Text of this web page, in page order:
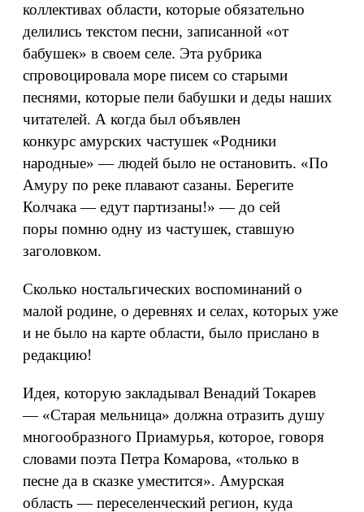
коллективах области, которые обязательно
делились текстом песни, записанной «от
бабушек» в своем селе. Эта рубрика
спровоцировала море писем со старыми
песнями, которые пели бабушки и деды наших
читателей. А когда был объявлен
конкурс амурских частушек «Родники
народные» — людей было не остановить. «По
Амуру по реке плавают сазаны. Берегите
Колчака — едут партизаны!» — до сей
поры помню одну из частушек, ставшую
заголовком.
Сколько ностальгических воспоминаний о
малой родине, о деревнях и селах, которых уже
и не было на карте области, было прислано в
редакцию!
Идея, которую закладывал Венадий Токарев
— «Старая мельница» должна отразить душу
многообразного Приамурья, которое, говоря
словами поэта Петра Комарова, «только в
песне да в сказке уместится». Амурская
область — переселенческий регион, куда